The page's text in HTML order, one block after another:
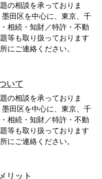
の相談を承っておりま
田区を中心に、東京、千
相続・知財／特許・不動
等も取り扱っております
にご連絡ください。
いて
の相談を承っておりま
田区を中心に、東京、千
相続・知財／特許・不動
等も取り扱っております
にご連絡ください。
リット